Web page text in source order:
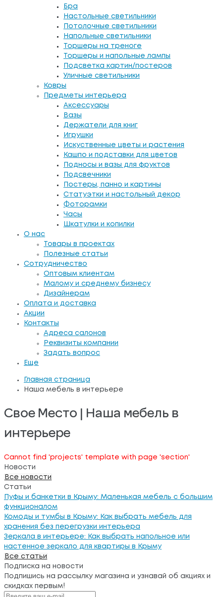
Бра
Настольные светильники
Потолочные светильники
Напольные светильники
Торшеры на треноге
Торшеры и напольные лампы
Подсветка картин/постеров
Уличные светильники
Ковры
Предметы интерьера
Аксессуары
Вазы
Держатели для книг
Игрушки
Искуственные цветы и растения
Кашпо и подставки для цветов
Подносы и вазы для фруктов
Подсвечники
Постеры, панно и картины
Статуэтки и настольный декор
Фоторамки
Часы
Шкатулки и копилки
О нас
Товары в проектах
Полезные статьи
Сотрудничество
Оптовым клиентам
Малому и среднему бизнесу
Дизайнерам
Оплата и доставка
Акции
Контакты
Адреса салонов
Реквизиты компании
Задать вопрос
Еще
Главная страница
Наша мебель в интерьере
Свое Место | Наша мебель в
интерьере
Cannot find 'projects' template with page 'section'
Новости
Все новости
Статьи
Пуфы и банкетки в Крыму: Маленькая мебель с большим
функционалом
Комоды и тумбы в Крыму: Как выбрать мебель для
хранения без перегрузки интерьера
Зеркала в интерьере: Как выбрать напольное или
настенное зеркало для квартиры в Крыму
Все статьи
Подписка на новости
Подпишись на рассылку магазина и узнавай об акциях и
скидках первым!